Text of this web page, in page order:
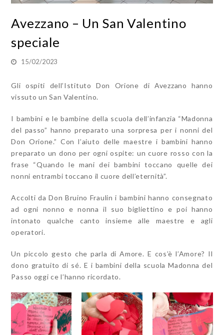
Avezzano – Un San Valentino
speciale
15/02/2023
Gli ospiti dell’Istituto Don Orione di Avezzano hanno
vissuto un San Valentino.
I bambini e le bambine della scuola dell’infanzia “Madonna
del passo” hanno preparato una sorpresa per i nonni del
Don Orione.” Con l’aiuto delle maestre i bambini hanno
preparato un dono per ogni ospite: un cuore rosso con la
frase “Quando le mani dei bambini toccano quelle dei
nonni entrambi toccano il cuore dell’eternità”.
Accolti da Don Bruino Fraulin i bambini hanno consegnato
ad ogni nonno e nonna il suo bigliettino e poi hanno
intonato qualche canto insieme alle maestre e agli
operatori.
Un piccolo gesto che parla di Amore. E cos’è l’Amore? Il
dono gratuito di sé. E i bambini della scuola Madonna del
Passo oggi ce l’hanno ricordato.